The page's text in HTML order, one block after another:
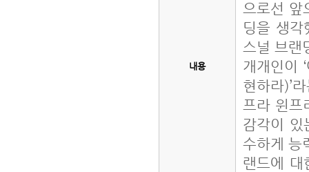
내용
으로선 앞
딩을 생각
스널 브랜
개개인이
현하라)’
프라 윈프
감각이 있
수하게 능
랜드에 대